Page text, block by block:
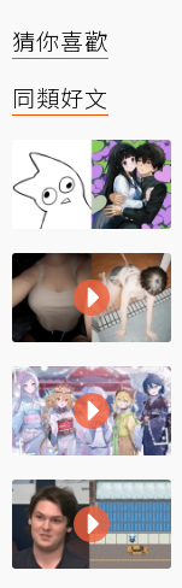
猜你喜歡
同類好文